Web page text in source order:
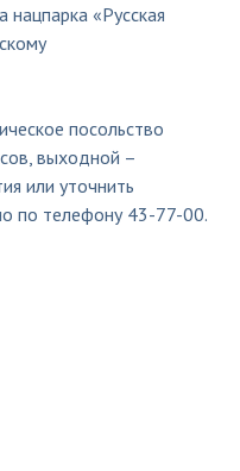
нацпарка «Русская
посольство
выходной –
или уточнить
по телефону 43-77-00.